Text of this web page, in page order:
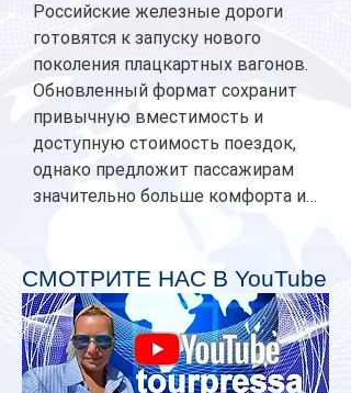
Российские железные дороги
готовятся к запуску нового
поколения плацкартных вагонов.
Обновленный формат сохранит
привычную вместимость и
доступную стоимость поездок,
однако предложит пассажирам
значительно больше комфорта и
планируется начать в 2027 году.
Одним из главных нововведений
станут индивидуальные шторки у
каждого спального места. Они
позволят пассажирам закрыть свою
СМОТРИТЕ НАС В YouTube